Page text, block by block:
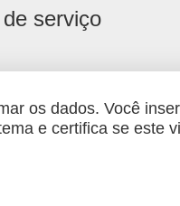
serviço
os dados. Você
e certifica se este